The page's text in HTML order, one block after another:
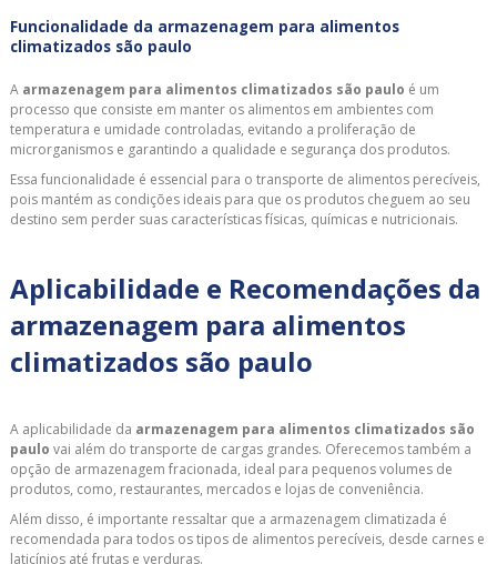
Funcionalidade da armazenagem para alimentos
climatizados são paulo
A armazenagem para alimentos climatizados são paulo é um
processo que consiste em manter os alimentos em ambientes com
temperatura e umidade controladas, evitando a proliferação de
microrganismos e garantindo a qualidade e segurança dos produtos.
Essa funcionalidade é essencial para o transporte de alimentos perecíveis,
pois mantém as condições ideais para que os produtos cheguem ao seu
destino sem perder suas características físicas, químicas e nutricionais.
Aplicabilidade e Recomendações da
armazenagem para alimentos
climatizados são paulo
A aplicabilidade da armazenagem para alimentos climatizados são
paulo vai além do transporte de cargas grandes. Oferecemos também a
opção de armazenagem fracionada, ideal para pequenos volumes de
produtos, como, restaurantes, mercados e lojas de conveniência.
Além disso, é importante ressaltar que a armazenagem climatizada é
recomendada para todos os tipos de alimentos perecíveis, desde carnes e
laticínios até frutas e verduras.